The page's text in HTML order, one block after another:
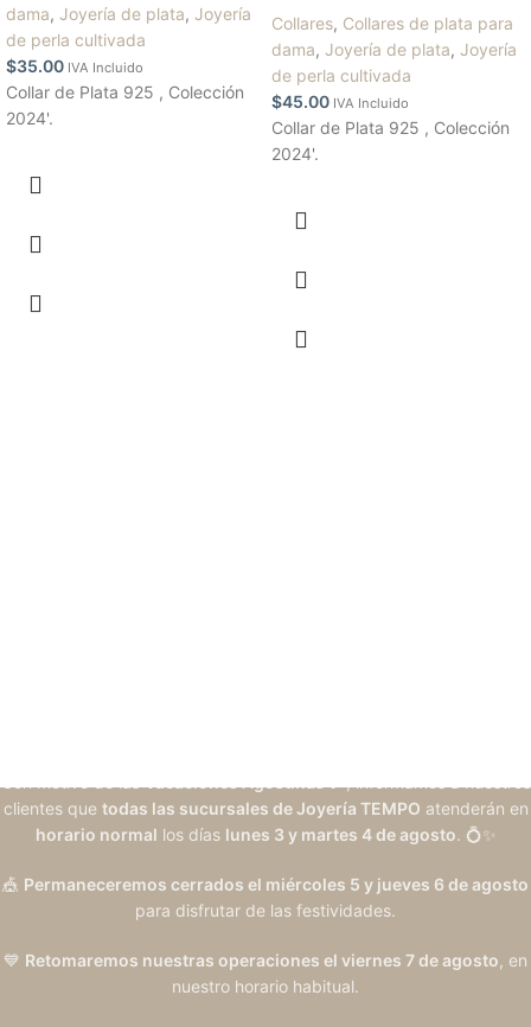
dama, Joyería de plata, Joyería
de perla cultivada
$35.00 IVA Incluido
Collar de Plata 925 , Colección
2024'.
Collares, Collares de plata para
dama, Joyería de plata, Joyería
de perla cultivada
$45.00 IVA Incluido
Collar de Plata 925 , Colección
2024'.
clientes que todas las sucursales de Joyería TEMPO atenderán en
horario normal los días lunes 3 y martes 4 de agosto. 💍✨
🎪 Permaneceremos cerrados el miércoles 5 y jueves 6 de agosto
para disfrutar de las festividades.
💙 Retomaremos nuestras operaciones el viernes 7 de agosto, en
nuestro horario habitual.